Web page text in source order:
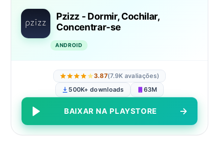
Pzizz - Dormir, Cochilar,
Concentrar-se
ANDROID
3.87(7.9K avaliações)
500K+ downloads
63M
BAIXAR NA PLAYSTORE